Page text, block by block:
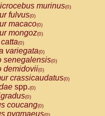
(0)
(0)
(0)
(0)
(0)
(0)
(0)
(0)
(0)
lagothricha
cana
calvus rubicundus
murinus(0)
fulvus(0)
macaco(0)
mongoz(0)
(0)
variegata(0)
senegalensis(0)
demidovii(0)
crassicaudatus(0)
spp.(0)
(0)
coucang(0)
pygmaeus(0)